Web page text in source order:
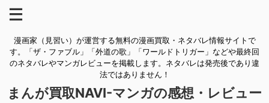
漫画家（見習い）が運営する無料の漫画買取・ネタバレ情報サイトで
す。「ザ・ファブル」「外道の歌」「ワールドトリガー」などや最終回
のネタバレやマンガレビューを掲載します。ネタバレは発売後であり違
法ではありません！
まんが買取NAVI-マンガの感想・レビュー